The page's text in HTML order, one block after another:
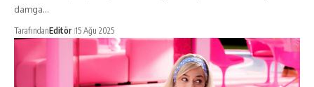
damga…
TarafındanEditör 15 Ağu 2025